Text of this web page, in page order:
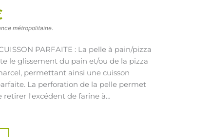
métropolitaine.
PARFAITE : La pelle à pain/pizza
le glissement du pain et/ou de la pizza
permettant ainsi une cuisson
La perforation de la pelle permet
retirer l'excédent de farine à
offrant ainsi des résultats de cuisson